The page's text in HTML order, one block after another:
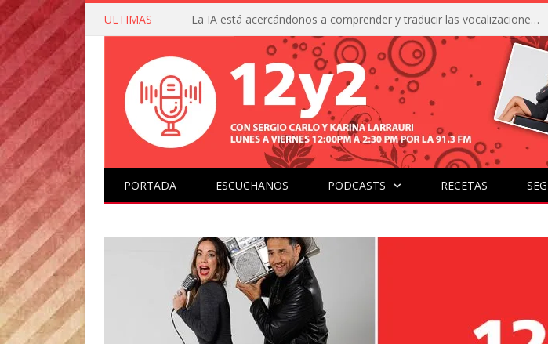
ULTIMAS La IA está acercándonos a comprender y traducir las vocalizaciones y comportamientos de nuestras mascotas
PORTADA ESCUCHANOS PODCASTS RECETAS